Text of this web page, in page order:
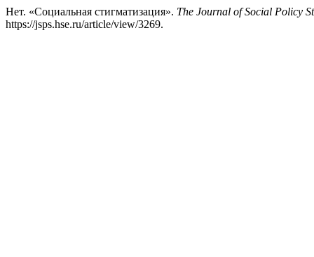
Нет. «Социальная стигматизация». The Journal of Social Policy
https://jsps.hse.ru/article/view/3269.